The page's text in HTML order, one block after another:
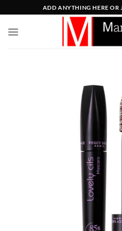
στο
περιεχόμενο
ADD ANYTHING HERE OR